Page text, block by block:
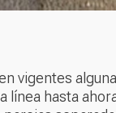
vigentes
línea hasta